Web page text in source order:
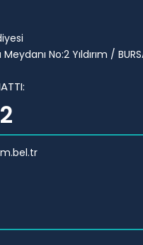
No:2 Yıldırım /